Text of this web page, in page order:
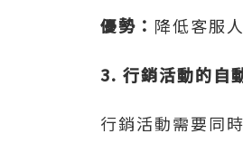
優勢： 降低客服
3. 行銷活動的自
行銷活動需要同